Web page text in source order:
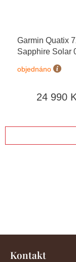
Garmin Quatix
Sapphire Solar
02541-61 +
řemínek
objednáno
24 990
Z
Kontakt